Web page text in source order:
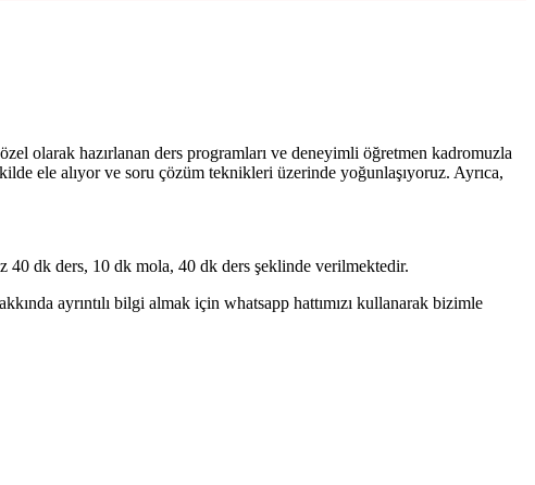
olarak hazırlanan ders programları ve deneyimli öğretmen kadromuzla
ele alıyor ve soru çözüm teknikleri üzerinde yoğunlaşıyoruz. Ayrıca,
40 dk ders, 10 dk mola, 40 dk ders şeklinde verilmektedir.
ayrıntılı bilgi almak için whatsapp hattımızı kullanarak bizimle